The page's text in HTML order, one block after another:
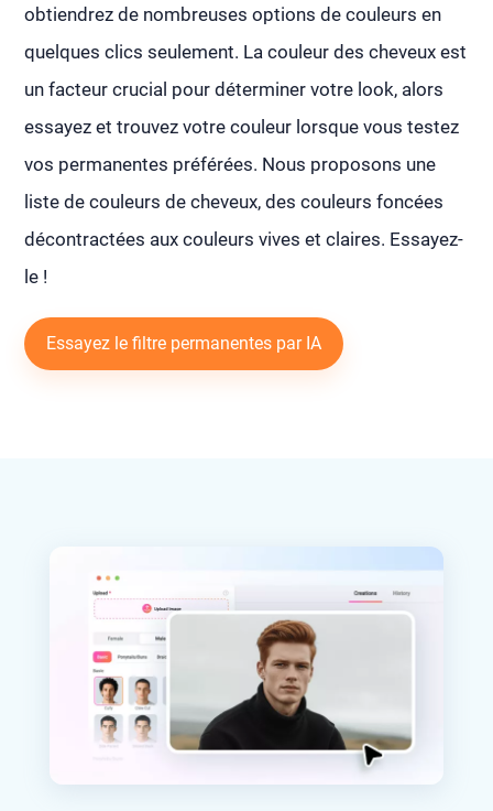
obtiendrez de nombreuses options de couleurs en
quelques clics seulement. La couleur des cheveux est
un facteur crucial pour déterminer votre look, alors
essayez et trouvez votre couleur lorsque vous testez
vos permanentes préférées. Nous proposons une
liste de couleurs de cheveux, des couleurs foncées
décontractées aux couleurs vives et claires. Essayez-
le !
Essayez le filtre permanentes par IA